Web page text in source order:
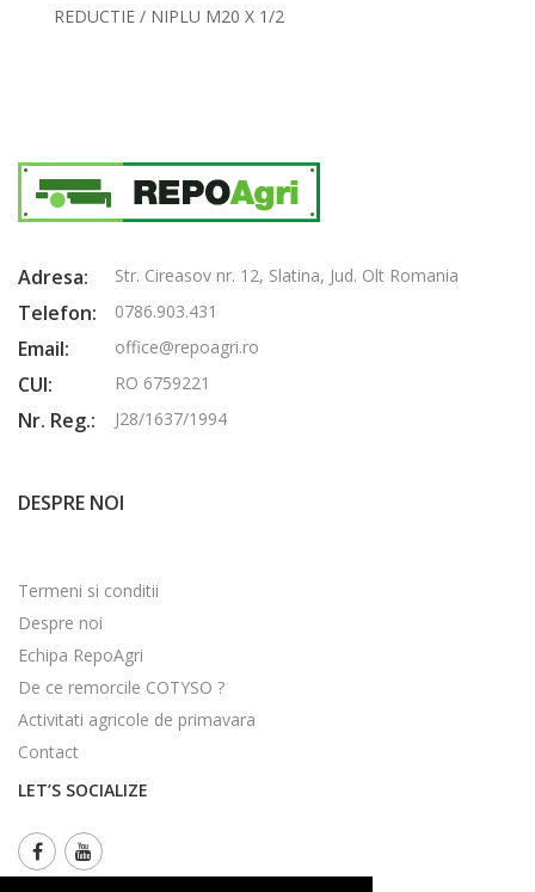
REDUCTIE / NIPLU M20 X 1/2
Adresa: Str. Cireasov nr. 12, Slatina, Jud. Olt Romania
Telefon: 0786.903.431
Email: office@repoagri.ro
CUI: RO 6759221
Nr. Reg.: J28/1637/1994
DESPRE NOI
Termeni si conditii
Despre noi
Echipa RepoAgri
De ce remorcile COTYSO ?
Activitati agricole de primavara
Contact
LET’S SOCIALIZE